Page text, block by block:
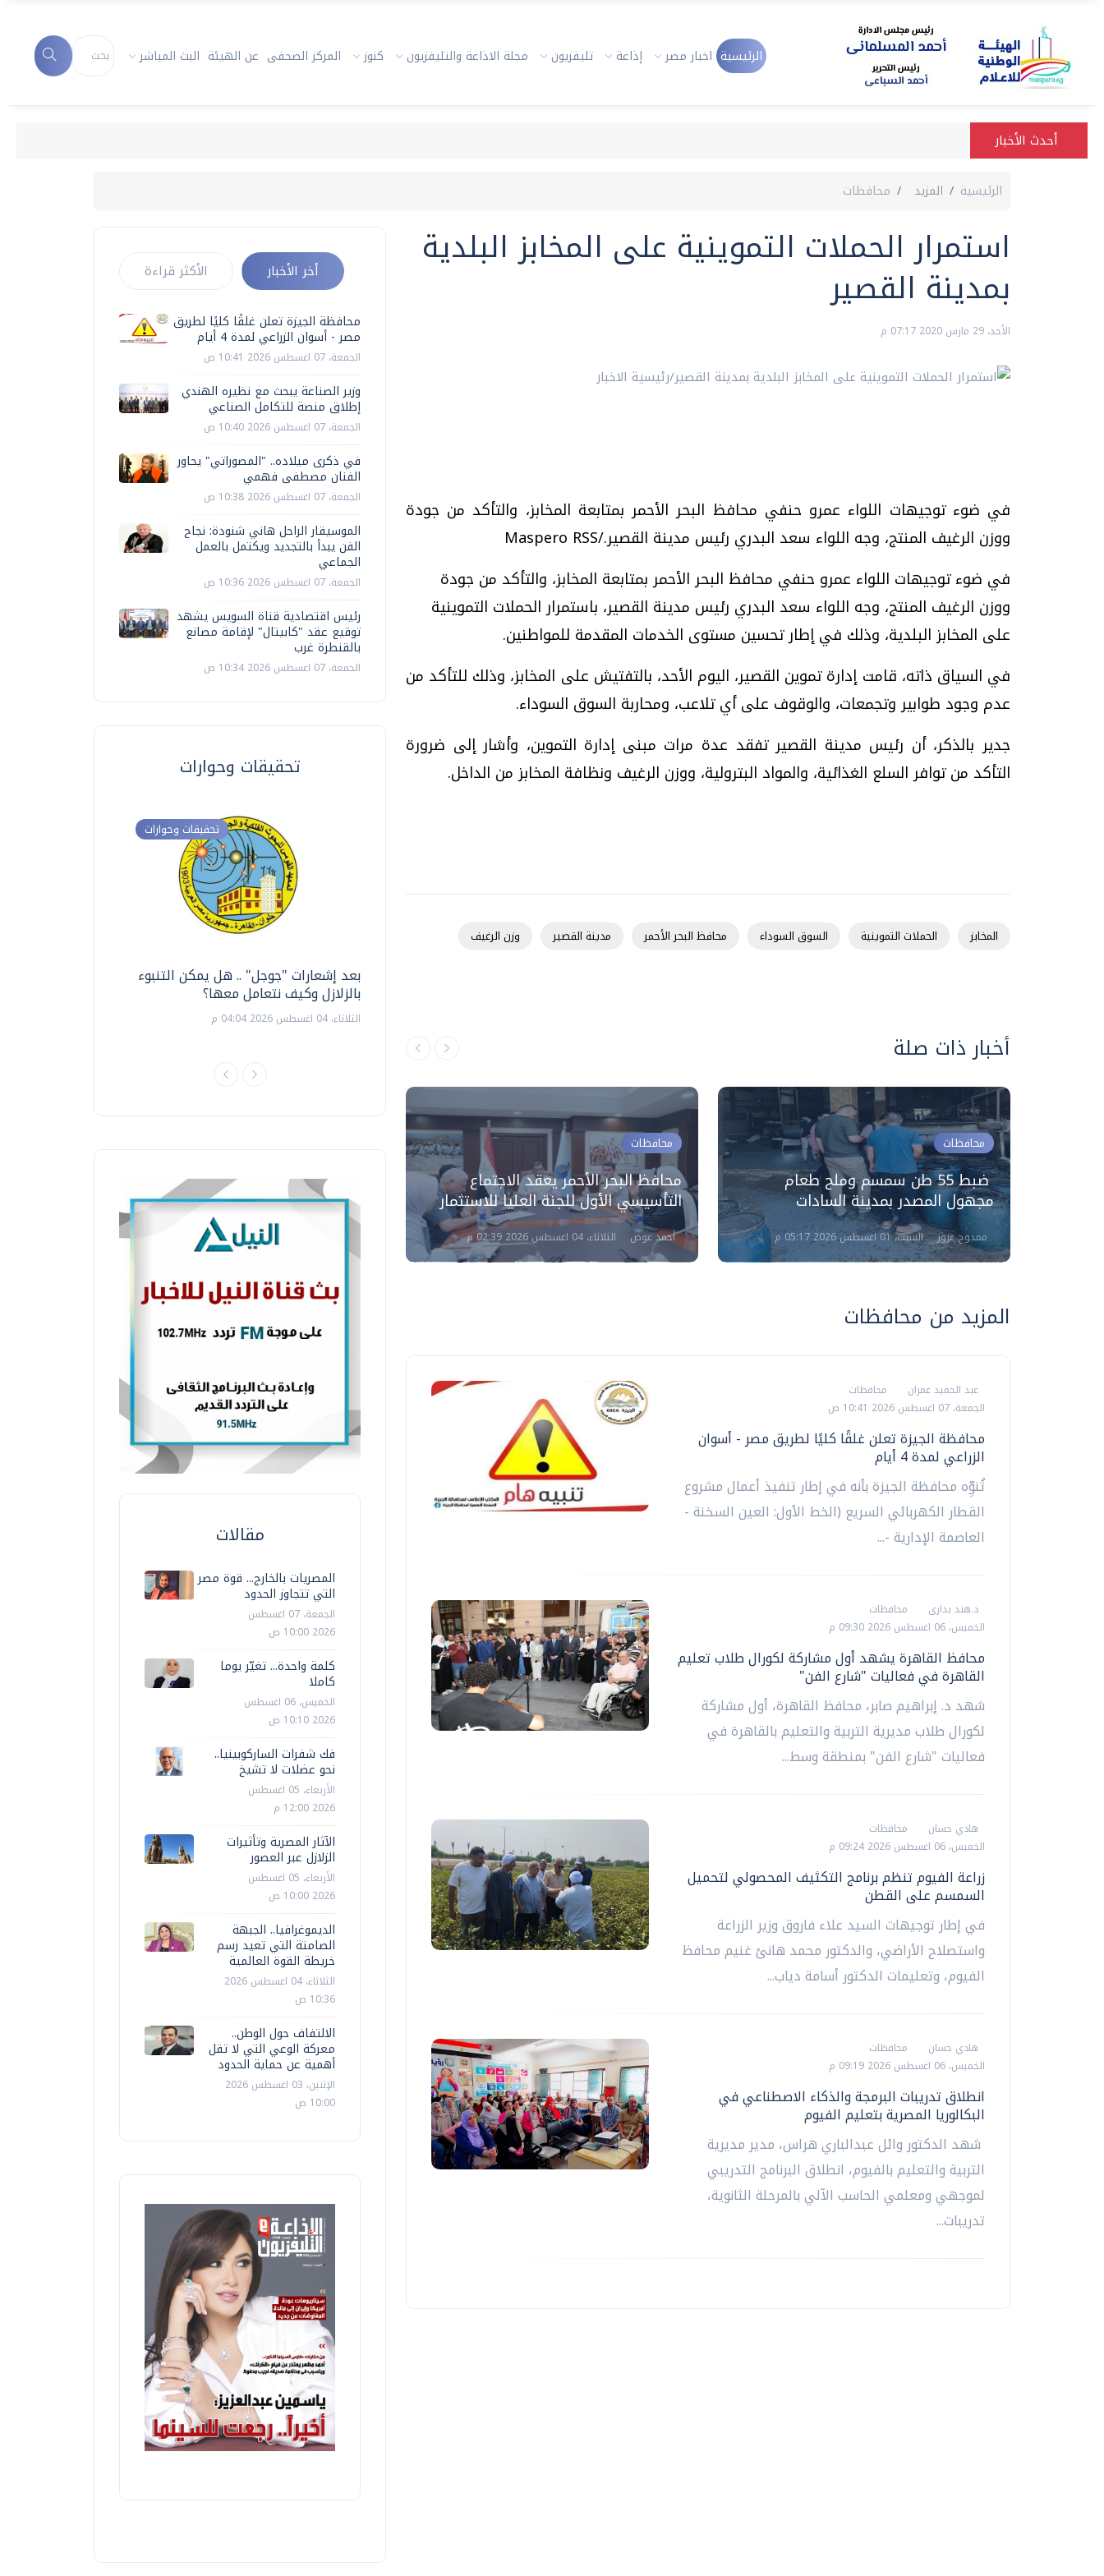
الرئيسية اخبار مصر إذاعة تليفزيون مجلة الاذاعة والتليفزيون كنوز المركز الصحفى عن الهيئة البث المباشر
أحدث الأخبار
الرئيسية المزيد محافظات
استمرار الحملات التموينية على المخابز البلدية
بمدينة القصير
الأحد، 29 مارس 2020 07:17 م
في ضوء توجيهات اللواء عمرو حنفي محافظ البحر الأحمر بمتابعة المخابز، والتأكد من جودة
ووزن الرغيف المنتج، وجه اللواء سعد البدري رئيس مدينة القصير./Maspero RSS
في ضوء توجيهات اللواء عمرو حنفي محافظ البحر الأحمر بمتابعة المخابز، والتأكد من جودة
ووزن الرغيف المنتج، وجه اللواء سعد البدري رئيس مدينة القصير، باستمرار الحملات التموينية
على المخابز البلدية، وذلك في إطار تحسين مستوى الخدمات المقدمة للمواطنين.
في السياق ذاته، قامت إدارة تموين القصير، اليوم الأحد، بالتفتيش على المخابز، وذلك للتأكد من
عدم وجود طوابير وتجمعات، والوقوف على أي تلاعب، ومحاربة السوق السوداء.
جدير بالذكر، أن رئيس مدينة القصير تفقد عدة مرات مبنى إدارة التموين، وأشار إلى ضرورة
التأكد من توافر السلع الغذائية، والمواد البترولية، ووزن الرغيف ونظافة المخابز من الداخل.
المخابز الحملات التموينية السوق السوداء محافظ البحر الأحمر مدينة القصير وزن الرغيف
أخبار ذات صلة
اتفاقية لإدارة مينائي صيد بشلاتين
وأبورماد
الجمعة، 17 يوليو 2026 11:58 ص
محافظات
محافظ البحر الأحمر يعقد الاجتماع
التأسيسي الأول للجنة العليا للاستثمار
أحمد عوض الثلاثاء، 04 اغسطس 2026 02:39 م
محافظات
ضبط 55 طن سمسم وملح طعام
مجهول المصدر بمدينة السادات
ممدوح عزوز السبت، 01 اغسطس 2026 05:17 م
المزيد من محافظات
عبد الحميد عمران
محافظات
الجمعة، 07 اغسطس 2026 10:41 ص
محافظة الجيزة تعلن غلقًا كليًا لطريق مصر - أسوان
الزراعي لمدة 4 أيام
تُنوِّه محافظة الجيزة بأنه في إطار تنفيذ أعمال مشروع
القطار الكهربائي السريع (الخط الأول: العين السخنة -
العاصمة الإدارية -...
د.هند بدارى
محافظات
الخميس، 06 اغسطس 2026 09:30 م
محافظ القاهرة يشهد أول مشاركة لكورال طلاب تعليم
القاهرة في فعاليات "شارع الفن"
شهد د. إبراهيم صابر، محافظ القاهرة، أول مشاركة
لكورال طلاب مديرية التربية والتعليم بالقاهرة في
فعاليات "شارع الفن" بمنطقة وسط...
هادي حسان
محافظات
الخميس، 06 اغسطس 2026 09:24 م
زراعة الفيوم تنظم برنامج التكثيف المحصولي لتحميل
السمسم على القطن
في إطار توجيهات السيد علاء فاروق وزير الزراعة
واستصلاح الأراضي، والدكتور محمد هانئ غنيم محافظ
الفيوم، وتعليمات الدكتور أسامة دياب...
هادي حسان
محافظات
الخميس، 06 اغسطس 2026 09:19 م
انطلاق تدريبات البرمجة والذكاء الاصطناعي في
البكالوريا المصرية بتعليم الفيوم
شهد الدكتور وائل عبدالباري هراس، مدير مديرية
التربية والتعليم بالفيوم، انطلاق البرنامج التدريبي
لموجهي ومعلمي الحاسب الآلي بالمرحلة الثانوية،
تدريبات...
أخر الأخبار الأكثر قراءة
محافظة الجيزة تعلن غلقًا كليًا لطريق
مصر - أسوان الزراعي لمدة 4 أيام
الجمعة، 07 اغسطس 2026 10:41 ص
وزير الصناعة يبحث مع نظيره الهندي
إطلاق منصة للتكامل الصناعي
الجمعة، 07 اغسطس 2026 10:40 ص
في ذكرى ميلاده.. "المصوراتي" يحاور
الفنان مصطفى فهمي
الجمعة، 07 اغسطس 2026 10:38 ص
الموسيقار الراحل هاني شنودة: نجاح
الفن يبدأ بالتجديد ويكتمل بالعمل
الجماعي
الجمعة، 07 اغسطس 2026 10:36 ص
رئيس اقتصادية قناة السويس يشهد
توقيع عقد "كابيتال" لإقامة مصانع
بالقنطرة غرب
الجمعة، 07 اغسطس 2026 10:34 ص
تحقيقات وحوارات
تحقيقات وحوارات
بعد إشعارات "جوجل" .. هل يمكن التنبوء
بالزلازل وكيف نتعامل معها؟
الثلاثاء، 04 اغسطس 2026 04:04 م
مقالات
المصريات بالخارج... قوة مصر
التي تتجاوز الحدود
الجمعة، 07 اغسطس
2026 10:00 ص
كلمة واحدة... تغيّر يوما
كاملا
الخميس، 06 اغسطس
2026 10:10 ص
فك شفرات الساركوبينيا..
نحو عضلات لا تشيخ
الأربعاء، 05 اغسطس
2026 12:00 م
الآثار المصرية وتأثيرات
الزلازل عبر العصور
الأربعاء، 05 اغسطس
2026 10:00 ص
الديموغرافيا.. الجبهة
الصامتة التي تعيد رسم
خريطة القوة العالمية
الثلاثاء، 04 اغسطس 2026
10:36 ص
الالتفاف حول الوطن..
معركة الوعي التي لا تقل
أهمية عن حماية الحدود
الإثنين، 03 اغسطس 2026
10:00 ص